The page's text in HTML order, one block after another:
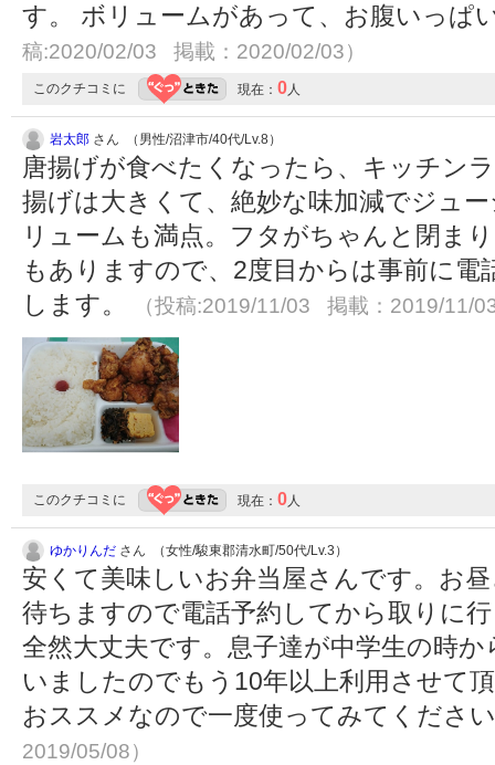
す。 ボリュームがあって、お腹いっぱ
稿:2020/02/03 掲載：2020/02/03）
このクチコミに 現在： 0人
岩太郎 さん （男性/沼津市/40代/Lv.8）
唐揚げが食べたくなったら、キッチン
揚げは大きくて、絶妙な味加減でジュ
リュームも満点。フタがちゃんと閉ま
もありますので、2度目からは事前に
します。
（投稿:2019/11/03 掲載：2019/11/
このクチコミに 現在： 0人
ゆかりんだ さん （女性/駿東郡清水町/50代/Lv.3）
安くて美味しいお弁当屋さんです。お
待ちますので電話予約してから取りに
全然大丈夫です。息子達が中学生の時
いましたのでもう10年以上利用させて
おススメなので一度使ってみてくださ
2019/05/08）